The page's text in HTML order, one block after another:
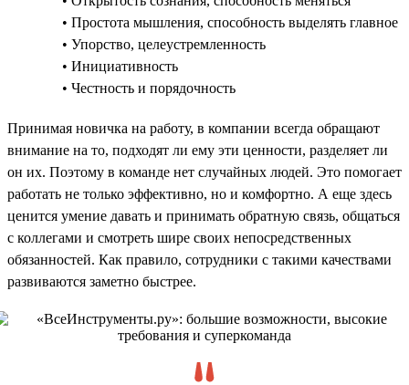
• Простота мышления, способность выделять главное
• Упорство, целеустремленность
• Инициативность
• Честность и порядочность
Принимая новичка на работу, в компании всегда обращают
внимание на то, подходят ли ему эти ценности, разделяет ли
он их. Поэтому в команде нет случайных людей. Это помогает
работать не только эффективно, но и комфортно. А еще здесь
ценится умение давать и принимать обратную связь, общаться
с коллегами и смотреть шире своих непосредственных
обязанностей. Как правило, сотрудники с такими качествами
развиваются заметно быстрее.